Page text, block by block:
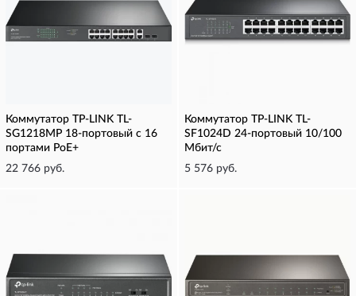
Коммутатор TP-LINK TL-
SG1218MP 18-портовый с 16
портами PoE+
22 766 руб.
Коммутатор TP-LINK TL-
SF1024D 24-портовый 10/100
Мбит/с
5 576 руб.